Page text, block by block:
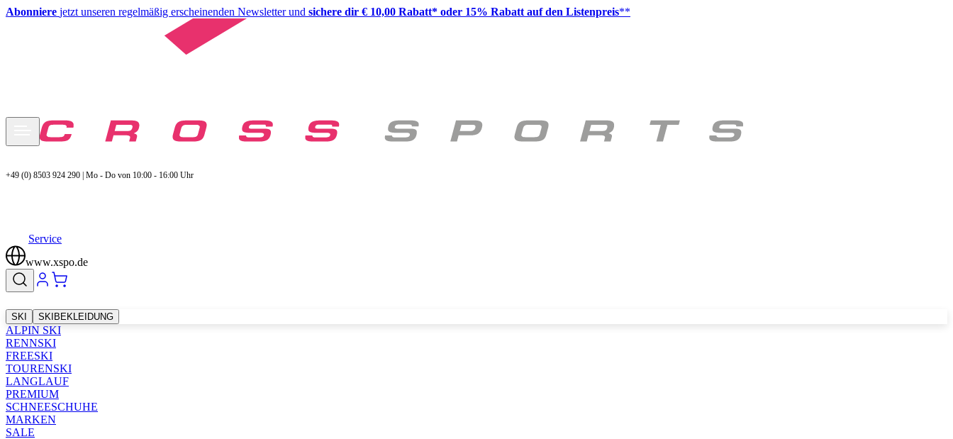
Abonniere jetzt unseren regelmäßig erscheinenden Newsletter und sichere dir € 10,00 Rabatt* oder 15% Rabatt auf den Listenpreis**
+49 (0) 8503 924 290 | Mo - Do von 10:00 - 16:00 Uhr
Service
www.xspo.de
SKI SKIBEKLEIDUNG
ALPIN SKI
RENNSKI
FREESKI
TOURENSKI
LANGLAUF
PREMIUM
SCHNEESCHUHE
MARKEN
SALE